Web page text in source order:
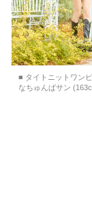
■ タイトニットワンピ
なちゅんぱサン